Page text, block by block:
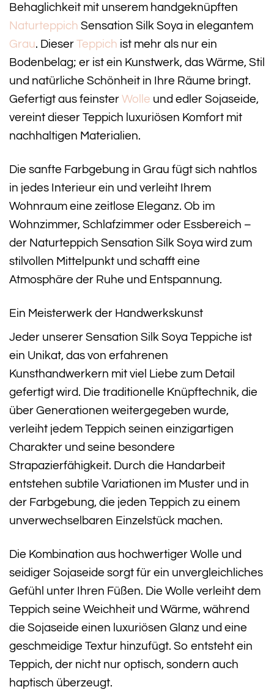
Behaglichkeit mit unserem handgeknüpften
Naturteppich Sensation Silk Soya in elegantem
Grau. Dieser Teppich ist mehr als nur ein
Bodenbelag; er ist ein Kunstwerk, das Wärme, Stil
und natürliche Schönheit in Ihre Räume bringt.
Gefertigt aus feinster Wolle und edler Sojaseide,
vereint dieser Teppich luxuriösen Komfort mit
nachhaltigen Materialien.
Die sanfte Farbgebung in Grau fügt sich nahtlos
in jedes Interieur ein und verleiht Ihrem
Wohnraum eine zeitlose Eleganz. Ob im
Wohnzimmer, Schlafzimmer oder Essbereich –
der Naturteppich Sensation Silk Soya wird zum
stilvollen Mittelpunkt und schafft eine
Atmosphäre der Ruhe und Entspannung.
Ein Meisterwerk der Handwerkskunst
Jeder unserer Sensation Silk Soya Teppiche ist
ein Unikat, das von erfahrenen
Kunsthandwerkern mit viel Liebe zum Detail
gefertigt wird. Die traditionelle Knüpftechnik, die
über Generationen weitergegeben wurde,
verleiht jedem Teppich seinen einzigartigen
Charakter und seine besondere
Strapazierfähigkeit. Durch die Handarbeit
entstehen subtile Variationen im Muster und in
der Farbgebung, die jeden Teppich zu einem
unverwechselbaren Einzelstück machen.
Die Kombination aus hochwertiger Wolle und
seidiger Sojaseide sorgt für ein unvergleichliches
Gefühl unter Ihren Füßen. Die Wolle verleiht dem
Teppich seine Weichheit und Wärme, während
die Sojaseide einen luxuriösen Glanz und eine
geschmeidige Textur hinzufügt. So entsteht ein
Teppich, der nicht nur optisch, sondern auch
haptisch überzeugt.